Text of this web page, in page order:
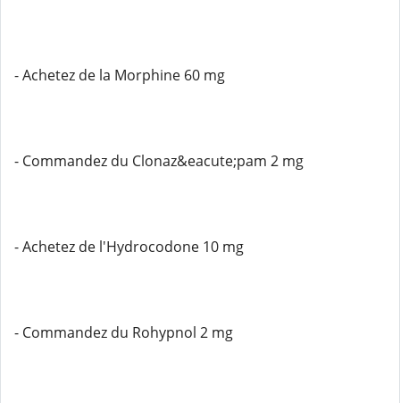
- Achetez de la Morphine 60 mg
- Commandez du Clonaz&eacute;pam 2 mg
- Achetez de l'Hydrocodone 10 mg
- Commandez du Rohypnol 2 mg